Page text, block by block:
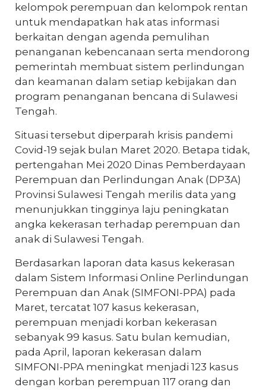
kelompok perempuan dan kelompok rentan
untuk mendapatkan hak atas informasi
berkaitan dengan agenda pemulihan
penanganan kebencanaan serta mendorong
pemerintah membuat sistem perlindungan
dan keamanan dalam setiap kebijakan dan
program penanganan bencana di Sulawesi
Tengah.
Situasi tersebut diperparah krisis pandemi
Covid-19 sejak bulan Maret 2020. Betapa tidak,
pertengahan Mei 2020 Dinas Pemberdayaan
Perempuan dan Perlindungan Anak (DP3A)
Provinsi Sulawesi Tengah merilis data yang
menunjukkan tingginya laju peningkatan
angka kekerasan terhadap perempuan dan
anak di Sulawesi Tengah.
Berdasarkan laporan data kasus kekerasan
dalam Sistem Informasi Online Perlindungan
Perempuan dan Anak (SIMFONI-PPA) pada
Maret, tercatat 107 kasus kekerasan,
perempuan menjadi korban kekerasan
sebanyak 99 kasus. Satu bulan kemudian,
pada April, laporan kekerasan dalam
SIMFONI-PPA meningkat menjadi 123 kasus
dengan korban perempuan 117 orang dan